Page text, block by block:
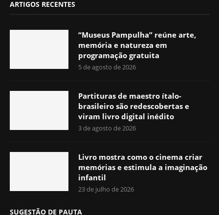
ARTIGOS RECENTES
“Museus Pampulha” reúne arte,
memória e natureza em
programação gratuita
5 de agosto de 2026
Partituras de maestro ítalo-
brasileiro são redescobertas e
viram livro digital inédito
3 de agosto de 2026
Livro mostra como o cinema criar
memórias e estimula a imaginação
infantil
23 de julho de 2026
SUGESTÃO DE PAUTA